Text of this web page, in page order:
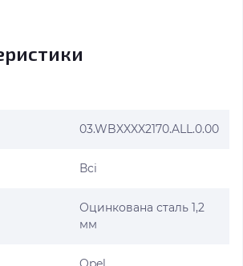
03.WBXXXX2170.ALL.0.00
Всі
Оцинкована сталь 1,2
мм